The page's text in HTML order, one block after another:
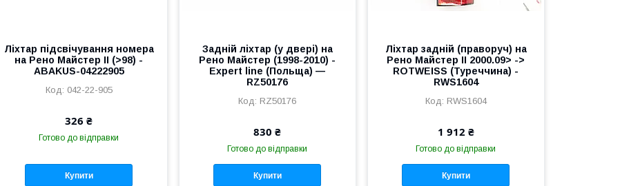
Ліхтар підсвічування номера
на Рено Майстер II (>98) -
ABAKUS-04222905
042-22-905
326 ₴
Готово до відправки
Купити
Задній ліхтар (у двері) на
Рено Майстер (1998-2010) -
Expert line (Польща) —
RZ50176
RZ50176
830 ₴
Готово до відправки
Купити
Ліхтар задній (праворуч) на
Рено Майстер II 2000.09> ->
ROTWEISS (Туреччина) -
RWS1604
RWS1604
1 912 ₴
Готово до відправки
Купити